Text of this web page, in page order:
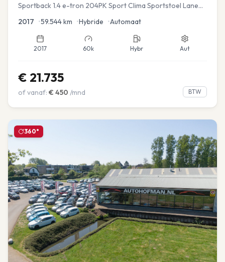
Sportback 1.4 e-tron 204PK Sport Clima Sportstoel Lane
2017 •59.544km •Hybride •Automaat
2017 60k Hybr Aut
€ 21.735
of vanaf: € 450 /mnd BTW
360°